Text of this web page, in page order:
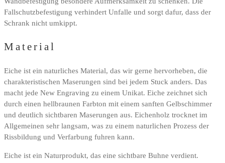
Fallschutzbefestigung verhindert Unfalle und sorgt dafur, dass der
Schrank nicht umkippt.
Material
Eiche ist ein naturliches Material, das wir gerne hervorheben, die
charakteristischen Maserungen sind bei jedem Stuck anders. Das
macht jede New Engraving zu einem Unikat. Eiche zeichnet sich
durch einen hellbraunen Farbton mit einem sanften Gelbschimmer
und deutlich sichtbaren Maserungen aus. Eichenholz trocknet im
Allgemeinen sehr langsam, was zu einem naturlichen Prozess der
Rissbildung und Verfarbung fuhren kann.
Eiche ist ein Naturprodukt, das eine sichtbare Buhne verdient.